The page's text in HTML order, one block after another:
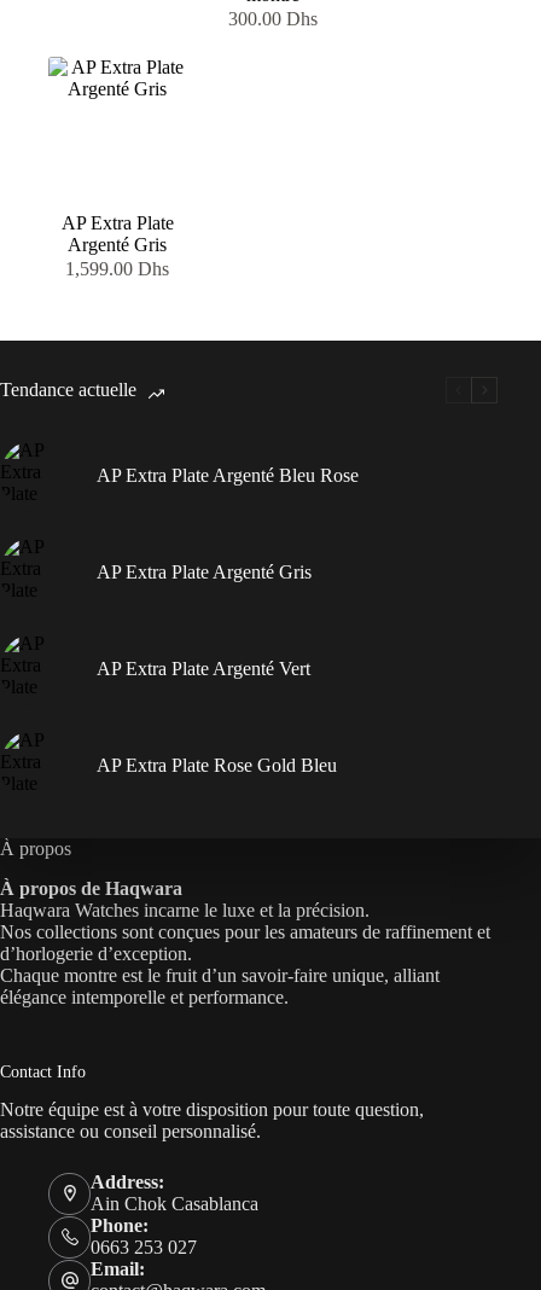
300.00Dhs
AP Extra Plate
Argenté Gris
1,599.00Dhs
Tendance actuelle
AP Extra Plate Argenté Bleu Rose
AP Extra Plate Argenté Gris
AP Extra Plate Argenté Vert
AP Extra Plate Rose Gold Bleu
À propos
À propos de Haqwara
Haqwara Watches incarne le luxe et la précision.
Nos collections sont conçues pour les amateurs de raffinement et
d’horlogerie d’exception.
Chaque montre est le fruit d’un savoir-faire unique, alliant
élégance intemporelle et performance.
Contact Info
Notre équipe est à votre disposition pour toute question,
assistance ou conseil personnalisé.
Address:
Ain Chok Casablanca
Phone:
0663 253 027
Email: